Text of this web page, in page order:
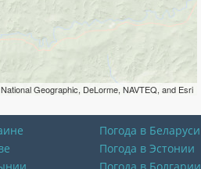
Geographic, DeLorme, NAVTEQ, and Esri
Погода в Беларуси
Погода в Эстонии